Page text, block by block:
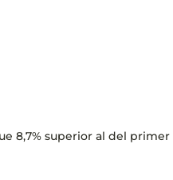
8,7% superior al del primer